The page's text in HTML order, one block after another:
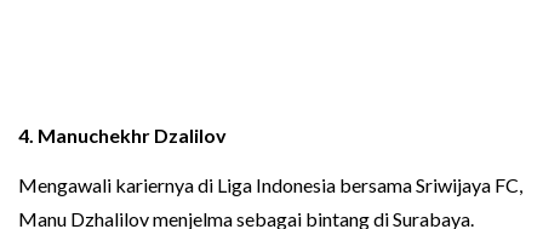
4. Manuchekhr Dzalilov
Mengawali kariernya di Liga Indonesia bersama Sriwijaya FC,
Manu Dzhalilov menjelma sebagai bintang di Surabaya.